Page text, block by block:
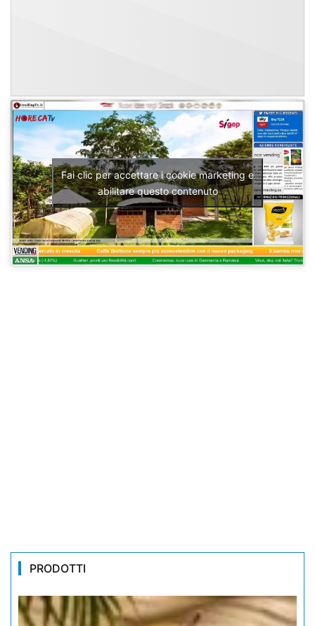
Fai clic per accettare i cookie marketing e
abilitare questo contenuto
PRODOTTI